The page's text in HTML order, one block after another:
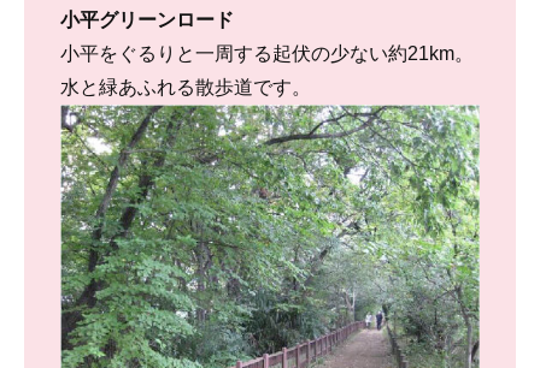
小平グリーンロード
小平をぐるりと一周する起伏の少ない約21km。
水と緑あふれる散歩道です。